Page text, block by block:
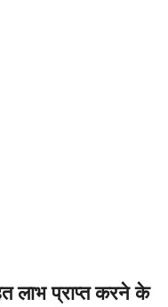
लाभ प्राप्त करने के